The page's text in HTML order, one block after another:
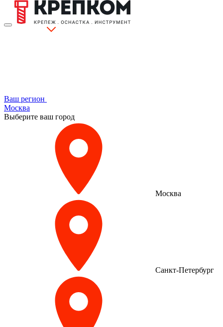
Ваш регион
Москва
Выберите ваш город
Москва
Санкт-Петербург